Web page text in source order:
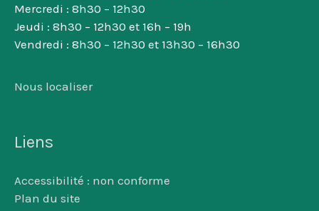
Mercredi : 8h30 – 12h30
Jeudi : 8h30 – 12h30 et 16h – 19h
Vendredi : 8h30 – 12h30 et 13h30 – 16h30
Nous localiser
Liens
Accessibilité : non conforme
Plan du site